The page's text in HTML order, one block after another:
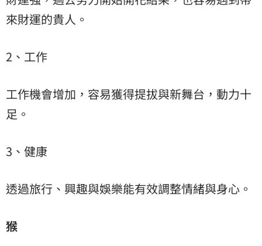
來財運的貴人。
2、工作
工作機會增加，容易獲得提拔與新舞台，動力十
足。
3、健康
透過旅行、興趣與娛樂能有效調整情緒與身心。
猴